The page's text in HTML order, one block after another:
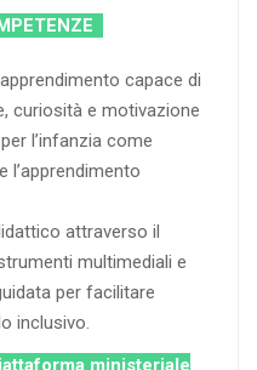
capace di
curiosità e motivazione
l’infanzia come
l’apprendimento
attraverso il
multimediali e
per facilitare
inclusivo.